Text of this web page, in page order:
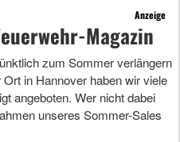
Anzeige
Magazin
zum Sommer verlängern
in Hannover haben wir viele
angeboten. Wer nicht dabei
unseres Sommer-Sales